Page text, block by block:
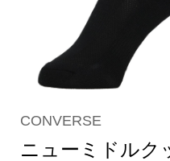
CONVERSE
ニューミドルク